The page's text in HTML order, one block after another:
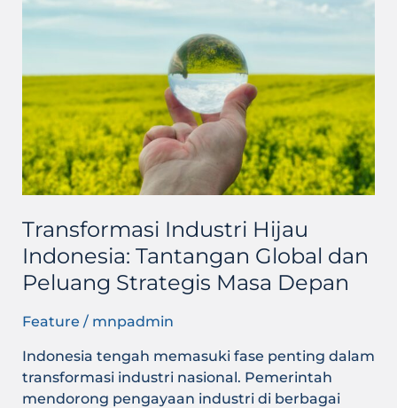
Transformasi Industri Hijau
Indonesia: Tantangan Global dan
Peluang Strategis Masa Depan
Feature / mnpadmin
Indonesia tengah memasuki fase penting dalam
transformasi industri nasional. Pemerintah
mendorong pengayaan industri di berbagai
Hijau
Indonesia:
Global
Peluang
Strategis
Masa
Depan